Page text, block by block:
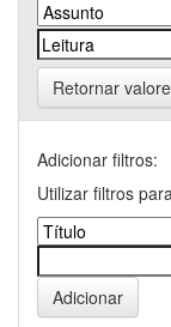
Retornar
Adicionar filtros:
Utilizar filtros